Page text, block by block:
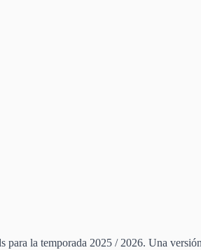
la temporada 2025 / 2026. Una